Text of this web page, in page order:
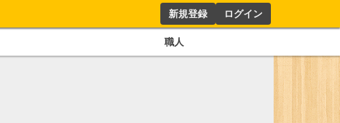
新規登録 ログイン
職人